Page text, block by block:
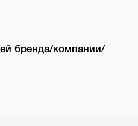
бренда/компании/